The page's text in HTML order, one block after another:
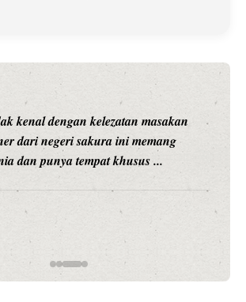
kenal dengan kelezatan masakan
dari negeri sakura ini memang
dan punya tempat khusus ...